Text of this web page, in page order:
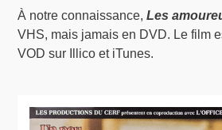
À notre connaissance,Les
VHS, mais jamais en DVD. Le film
VOD sur Illico et iTunes.